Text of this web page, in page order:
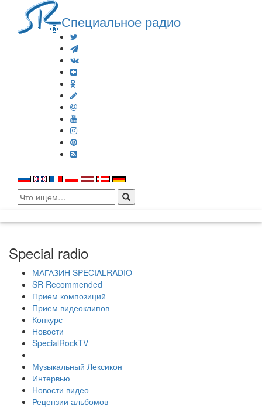
Специальное радио
Search
for:
Special radio
МАГАЗИН SPECIALRADIO
SR Recommended
Прием композиций
Прием видеоклипов
Конкурс
Новости
SpecialRockTV
Музыкальный Лексикон
Интервью
Новости видео
Рецензии альбомов